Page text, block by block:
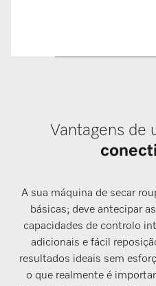
Vantagens de
A sua máquina de secar
básicas; deve antecipar
capacidades de controlo
adicionais e fácil
resultados ideais sem
o que realmente é